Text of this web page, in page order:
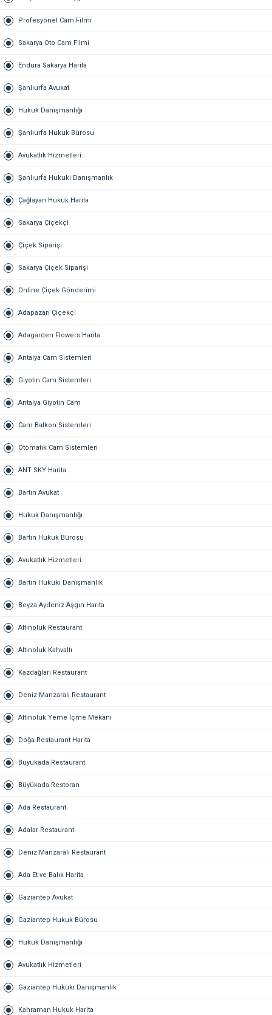
Profesyonel Cam Filmi
Sakarya Oto Cam Filmi
Endura Sakarya Harita
Şanlıurfa Avukat
Hukuk Danışmanlığı
Şanlıurfa Hukuk Bürosu
Avukatlık Hizmetleri
Şanlıurfa Hukuki Danışmanlık
Çağlayan Hukuk Harita
Sakarya Çiçekçi
Çiçek Siparişi
Sakarya Çiçek Siparişi
Online Çiçek Gönderimi
Adapazarı Çiçekçi
Adagarden Flowers Harita
Antalya Cam Sistemleri
Giyotin Cam Sistemleri
Antalya Giyotin Cam
Cam Balkon Sistemleri
Otomatik Cam Sistemleri
ANT SKY Harita
Bartın Avukat
Hukuk Danışmanlığı
Bartın Hukuk Bürosu
Avukatlık Hizmetleri
Bartın Hukuki Danışmanlık
Beyza Aydeniz Aşgın Harita
Altınoluk Restaurant
Altınoluk Kahvaltı
Kazdağları Restaurant
Deniz Manzaralı Restaurant
Altınoluk Yeme İçme Mekanı
Doğa Restaurant Harita
Büyükada Restaurant
Büyükada Restoran
Ada Restaurant
Adalar Restaurant
Deniz Manzaralı Restaurant
Ada Et ve Balık Harita
Gaziantep Avukat
Gaziantep Hukuk Bürosu
Hukuk Danışmanlığı
Avukatlık Hizmetleri
Gaziantep Hukuki Danışmanlık
Kahraman Hukuk Harita